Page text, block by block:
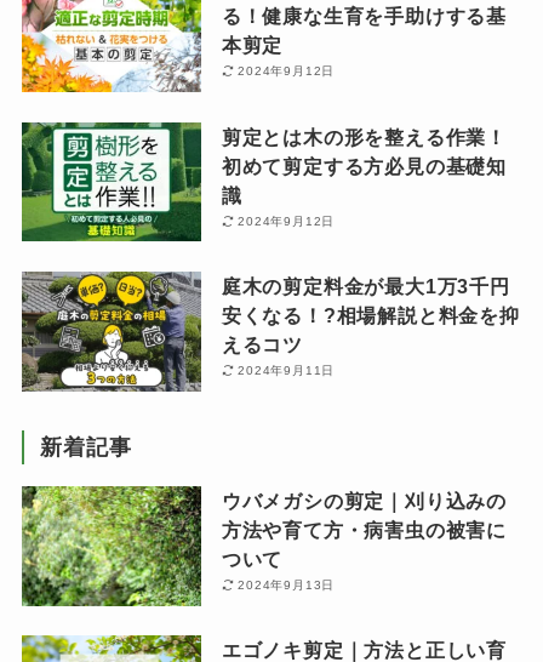
る！健康な生育を手助けする基
本剪定
2024年9月12日
剪定とは木の形を整える作業！
初めて剪定する方必見の基礎知
識
2024年9月12日
庭木の剪定料金が最大1万3千円
安くなる！?相場解説と料金を抑
えるコツ
2024年9月11日
新着記事
ウバメガシの剪定｜刈り込みの
方法や育て方・病害虫の被害に
ついて
2024年9月13日
エゴノキ剪定｜方法と正しい育